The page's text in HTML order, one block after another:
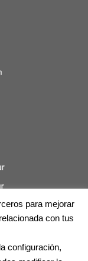
para mejorar
con tus
configuración,